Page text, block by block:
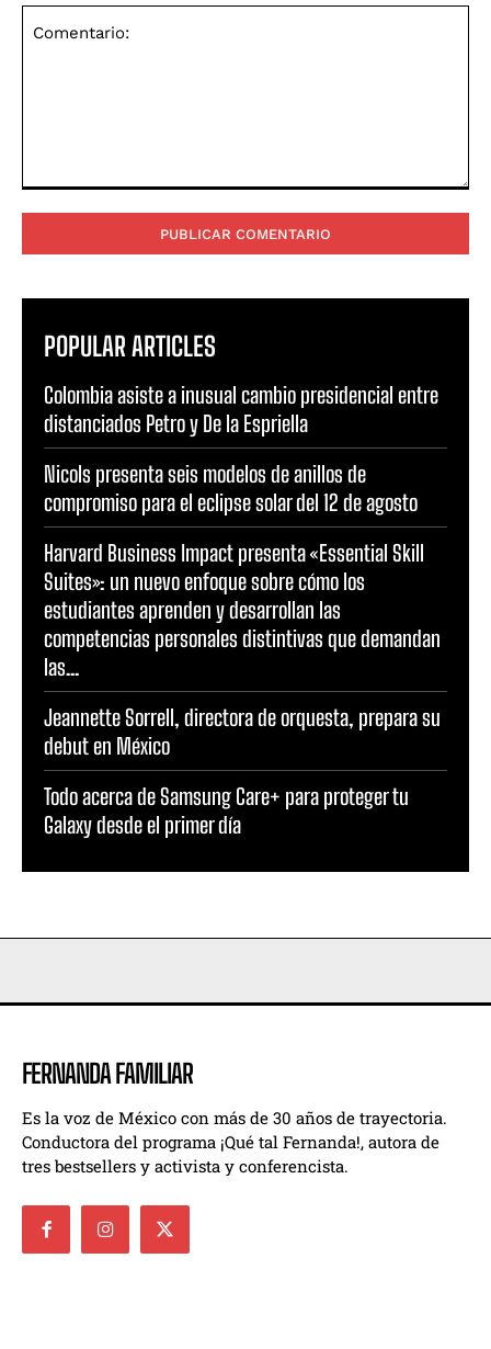
POPULAR ARTICLES
Colombia asiste a inusual cambio presidencial entre
distanciados Petro y De la Espriella
Nicols presenta seis modelos de anillos de
compromiso para el eclipse solar del 12 de agosto
Harvard Business Impact presenta «Essential Skill
Suites»: un nuevo enfoque sobre cómo los
estudiantes aprenden y desarrollan las
competencias personales distintivas que demandan
las...
Jeannette Sorrell, directora de orquesta, prepara su
debut en México
Todo acerca de Samsung Care+ para proteger tu
Galaxy desde el primer día
FERNANDA FAMILIAR
Es la voz de México con más de 30 años de trayectoria.
Conductora del programa ¡Qué tal Fernanda!, autora de
tres bestsellers y activista y conferencista.